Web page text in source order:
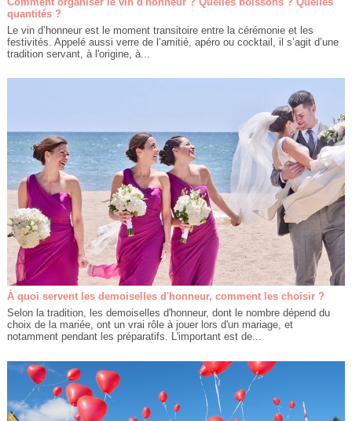
quantités ?
Le vin d’honneur est le moment transitoire entre la cérémonie et les
festivités. Appelé aussi verre de l’amitié, apéro ou cocktail, il s’agit d’une
tradition servant, à l'origine, à...
À quoi servent les demoiselles d'honneur, comment les choisir ?
Selon la tradition, les demoiselles d'honneur, dont le nombre dépend du
choix de la mariée, ont un vrai rôle à jouer lors d'un mariage, et
notamment pendant les préparatifs. L'important est de...